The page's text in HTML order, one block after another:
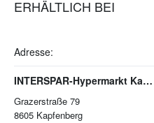
ERHÄLTLICH BEI
Adresse:
INTERSPAR-Hypermarkt Kapfenberg
Grazerstraße 79
8605 Kapfenberg